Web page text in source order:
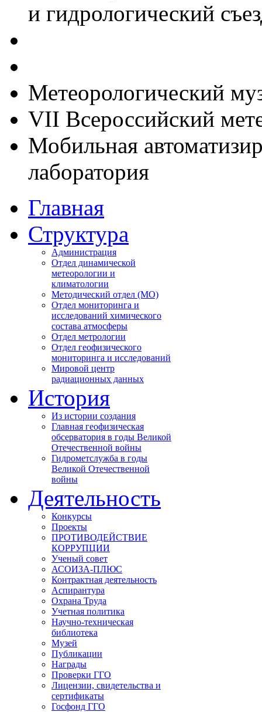
и гидрологический
Метеорологический
VII Всероссийский
Мобильная
лаборатория
Главная
Структура
Администрация
Отдел динамической
метеорологии и
климатологии
Методический отдел (МО)
Отдел мониторинга и
исследований химического
состава атмосферы
Отдел метрологии
Отдел геофизического
мониторинга и исследований
Мировой центр
радиационных данных
История
Из истории создания
Главная геофизическая
обсерватория в годы Великой
Отечественной войны
Гидрометслужба в годы
Великой Отечественной
войны
Деятельность
Конкурсы
Проекты
ПРОТИВОДЕЙСТВИЕ
КОРРУПЦИИ
Ученый совет
АСОИЗА-ПЛЮС
Контрактная деятельность
Аспирантура
Охрана Труда
Учетная политика
Научно-техническая
библиотека
Музей
Публикации
Награды
Проверки ГГО
Лицензии, свидетельства и
сертификаты
Госфонд ГГО